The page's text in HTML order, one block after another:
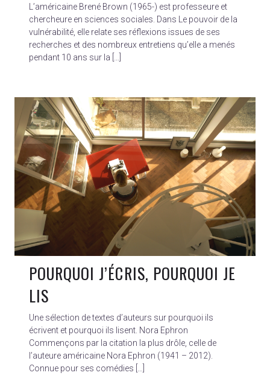
L’américaine Brené Brown (1965-) est professeure et
chercheure en sciences sociales. Dans Le pouvoir de la
vulnérabilité, elle relate ses réflexions issues de ses
recherches et des nombreux entretiens qu’elle a menés
pendant 10 ans sur la […]
POURQUOI J’ÉCRIS, POURQUOI JE
LIS
Une sélection de textes d’auteurs sur pourquoi ils
écrivent et pourquoi ils lisent. Nora Ephron
Commençons par la citation la plus drôle, celle de
l’auteure américaine Nora Ephron (1941 – 2012).
Connue pour ses comédies […]